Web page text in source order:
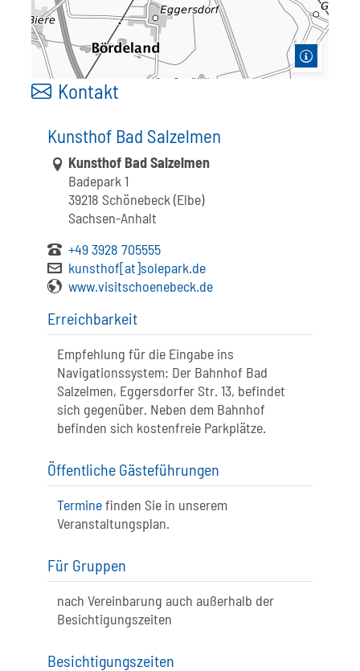
Kontakt
Kunsthof Bad Salzelmen
Link zur Google-Maps Navigation
Kunsthof Bad Salzelmen
Badepark 1
39218 Schönebeck (Elbe)
Sachsen-Anhalt
+49 3928 705555
kunsthof[at]solepark.de
www.visitschoenebeck.de
Erreichbarkeit
Empfehlung für die Eingabe ins
Navigationssystem: Der Bahnhof Bad
Salzelmen, Eggersdorfer Str. 13, befindet
sich gegenüber. Neben dem Bahnhof
befinden sich kostenfreie Parkplätze.
Öffentliche Gästeführungen
Terminefinden Sie in unserem
Veranstaltungsplan.
Für Gruppen
nach Vereinbarung auch außerhalb der
Besichtigungszeiten
Besichtigungszeiten